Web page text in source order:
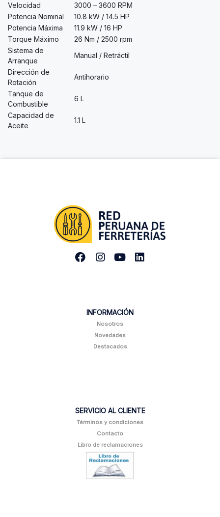
Velocidad
3000 – 3600 RPM
Potencia Nominal
10.8 kW / 14.5 HP
Potencia Máxima
11.9 kW / 16 HP
Torque Máximo
26 Nm / 2500 rpm
Sistema de
Arranque
Manual / Retráctil
Dirección de
Rotación
Antihorario
Tanque de
Combustible
6 L
Capacidad de
Aceite
1.1 L
INFORMACIÓN
Nosotros
Novedades
Destacados
SERVICIO AL CLIENTE
Términos y condiciones
Contacto
Libro de reclamaciones